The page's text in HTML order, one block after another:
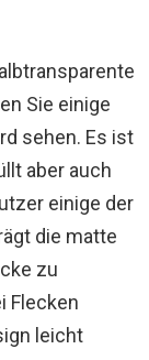
Sie einige
sehen. Es ist
aber auch
einige der
die matte
zu
Flecken
leicht